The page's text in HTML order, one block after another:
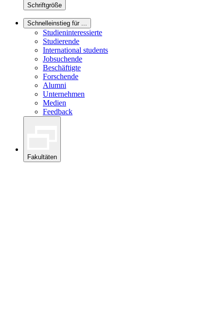
Schriftgröße
Schnelleinstieg für ...
Studieninteressierte
Studierende
International students
Jobsuchende
Beschäftigte
Forschende
Alumni
Unternehmen
Medien
Feedback
Fakultäten